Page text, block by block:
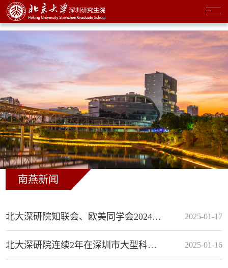
南燕新闻
北大深研院知联会、欧美同学会2024年度理事会暨新春座谈会顺利召开 2025-01-17
北大深研院连续2年在深圳市大型科研仪器开放共享服务考核中获评为优秀 2025-01-16